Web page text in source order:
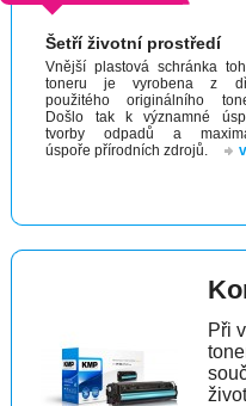
Šetří životní prostředí
Vnější plastová schránka
toneru je vyrobena z
použitého originálního
Došlo tak k významné
tvorby odpadů a
úspoře přírodních zdrojů.
Při